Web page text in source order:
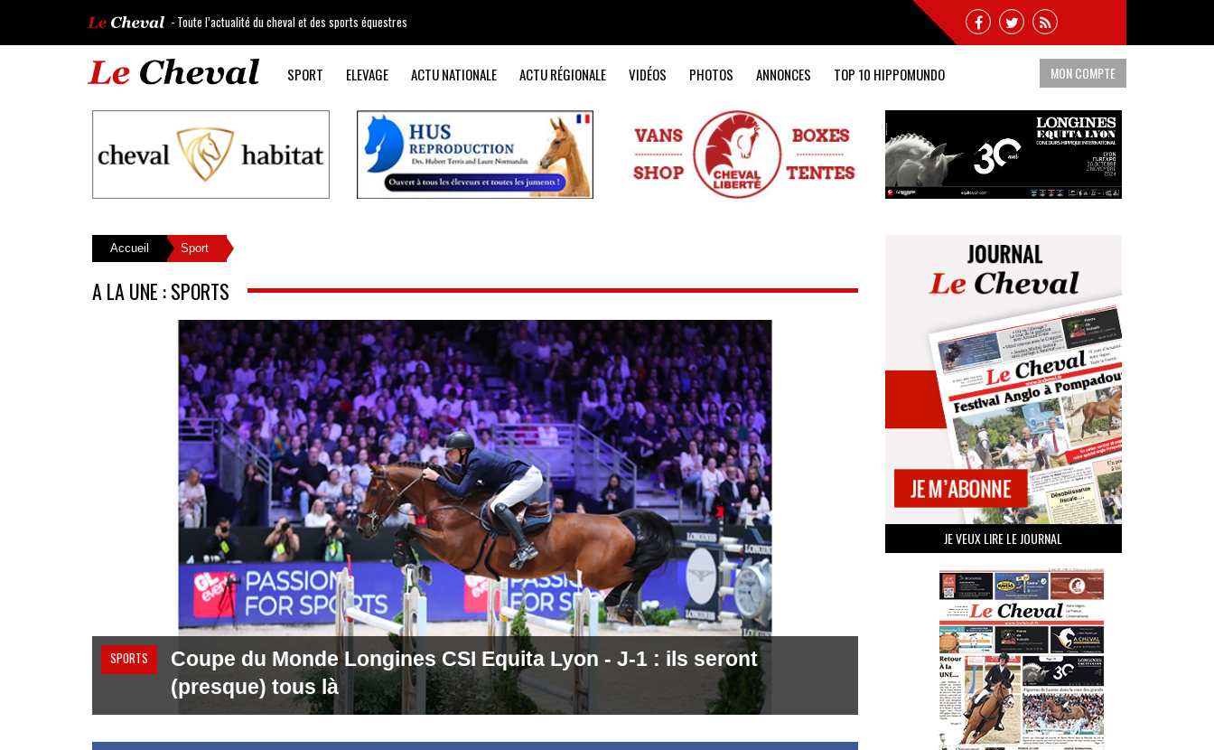
- Toute l’actualité du cheval et des sports équestres
SPORT ELEVAGE ACTU NATIONALE ACTU RÉGIONALE VIDÉOS PHOTOS ANNONCES TOP 10 HIPPOMUNDO MON COMPTE
Accueil Sport
A LA UNE : SPORTS
SPORTS
Coupe du Monde Longines CSI Equita Lyon - J-1 : ils seront
(presque) tous là
JE VEUX LIRE LE JOURNAL